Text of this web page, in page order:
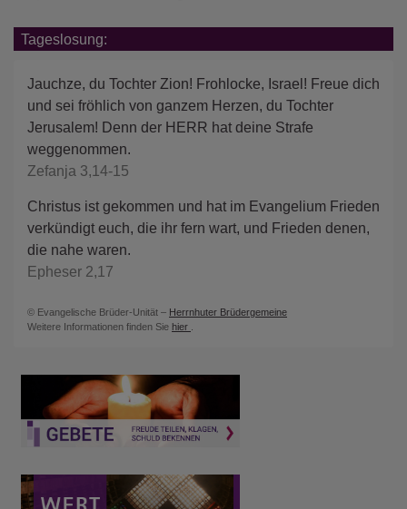
Tageslosung:
Jauchze, du Tochter Zion! Frohlocke, Israel! Freue dich
und sei fröhlich von ganzem Herzen, du Tochter
Jerusalem! Denn der HERR hat deine Strafe
weggenommen.
Zefanja 3,14-15
Christus ist gekommen und hat im Evangelium Frieden
verkündigt euch, die ihr fern wart, und Frieden denen,
die nahe waren.
Epheser 2,17
© Evangelische Brüder-Unität – Herrnhuter Brüdergemeine
Weitere Informationen finden Sie hier